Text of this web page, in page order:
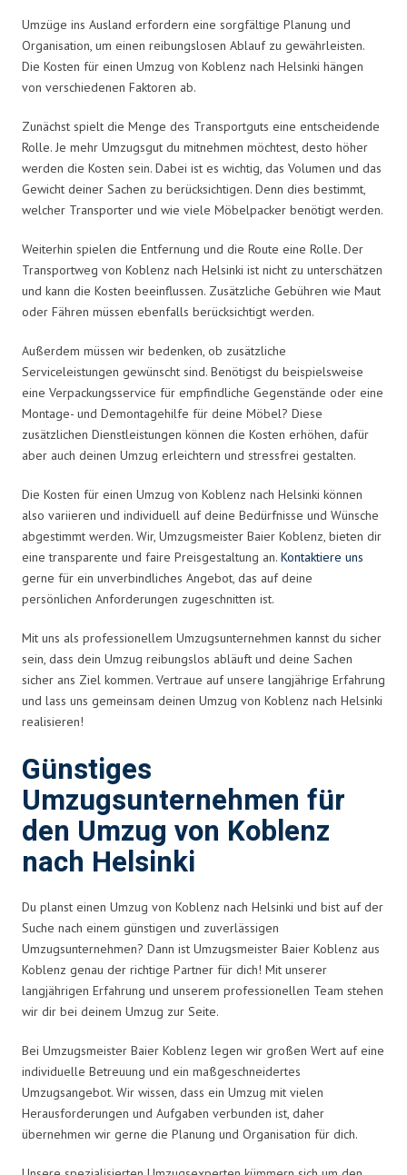
Umzüge ins Ausland erfordern eine sorgfältige Planung und
Organisation, um einen reibungslosen Ablauf zu gewährleisten.
Die Kosten für einen Umzug von Koblenz nach Helsinki hängen
von verschiedenen Faktoren ab.
Zunächst spielt die Menge des Transportguts eine entscheidende
Rolle. Je mehr Umzugsgut du mitnehmen möchtest, desto höher
werden die Kosten sein. Dabei ist es wichtig, das Volumen und das
Gewicht deiner Sachen zu berücksichtigen. Denn dies bestimmt,
welcher Transporter und wie viele Möbelpacker benötigt werden.
Weiterhin spielen die Entfernung und die Route eine Rolle. Der
Transportweg von Koblenz nach Helsinki ist nicht zu unterschätzen
und kann die Kosten beeinflussen. Zusätzliche Gebühren wie Maut
oder Fähren müssen ebenfalls berücksichtigt werden.
Außerdem müssen wir bedenken, ob zusätzliche
Serviceleistungen gewünscht sind. Benötigst du beispielsweise
eine Verpackungsservice für empfindliche Gegenstände oder eine
Montage- und Demontagehilfe für deine Möbel? Diese
zusätzlichen Dienstleistungen können die Kosten erhöhen, dafür
aber auch deinen Umzug erleichtern und stressfrei gestalten.
Die Kosten für einen Umzug von Koblenz nach Helsinki können
also variieren und individuell auf deine Bedürfnisse und Wünsche
abgestimmt werden. Wir, Umzugsmeister Baier Koblenz, bieten dir
eine transparente und faire Preisgestaltung an. Kontaktiere uns
gerne für ein unverbindliches Angebot, das auf deine
persönlichen Anforderungen zugeschnitten ist.
Mit uns als professionellem Umzugsunternehmen kannst du sicher
sein, dass dein Umzug reibungslos abläuft und deine Sachen
sicher ans Ziel kommen. Vertraue auf unsere langjährige Erfahrung
und lass uns gemeinsam deinen Umzug von Koblenz nach Helsinki
realisieren!
Günstiges
Umzugsunternehmen für
den Umzug von Koblenz
nach Helsinki
Du planst einen Umzug von Koblenz nach Helsinki und bist auf der
Suche nach einem günstigen und zuverlässigen
Umzugsunternehmen? Dann ist Umzugsmeister Baier Koblenz aus
Koblenz genau der richtige Partner für dich! Mit unserer
langjährigen Erfahrung und unserem professionellen Team stehen
wir dir bei deinem Umzug zur Seite.
Bei Umzugsmeister Baier Koblenz legen wir großen Wert auf eine
individuelle Betreuung und ein maßgeschneidertes
Umzugsangebot. Wir wissen, dass ein Umzug mit vielen
Herausforderungen und Aufgaben verbunden ist, daher
übernehmen wir gerne die Planung und Organisation für dich.